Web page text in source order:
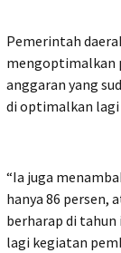
Pemerintah
mengoptimalkan
anggaran yang
di optimalkan lagi
“Ia juga
hanya 86 persen,
berharap di
lagi kegiatan